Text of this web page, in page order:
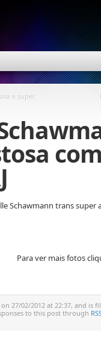
e super
Schawmann trans super
Para ver mais fotos
on 27/02/2012 at 22:37, and is
to this post through